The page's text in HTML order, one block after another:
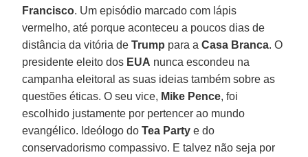
Francisco. Um episódio marcado com lápis
vermelho, até porque aconteceu a poucos dias de
distância da vitória deTrump para aCasa Branca. O
presidente eleito dos EUA nunca escondeu na
campanha eleitoral as suas ideias também sobre as
questões éticas. O seu vice, Mike Pence, foi
escolhido justamente por pertencer ao mundo
evangélico. Ideólogo doTea Party e do
conservadorismo compassivo. E talvez não seja por